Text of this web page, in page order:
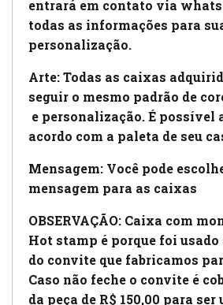
entrará em contato via
todas as informações para
personalização.
Arte:Todas as caixas
seguir o mesmo padrão de
e personalização. É possível
acordo com a paleta de seu
Mensagem: Você pode
mensagem para as caixas
OBSERVAÇÃO: Caixa com
Hot stamp é porque foi usado
do convite que fabricamos
Caso não feche o convite é
da peça de R$ 150,00 para ser